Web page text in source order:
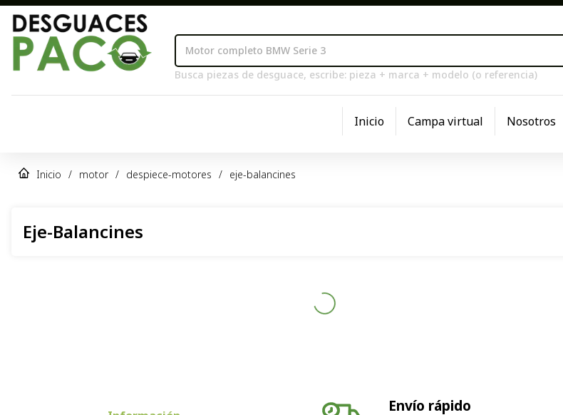
Busca piezas de desguace, escribe: pieza + marca + modelo (o referencia)
Inicio Campa virtual Nosotros
Inicio / motor / despiece-motores / eje-balancines
Eje-Balancines
Envío en 24-72 horas península. Envíos